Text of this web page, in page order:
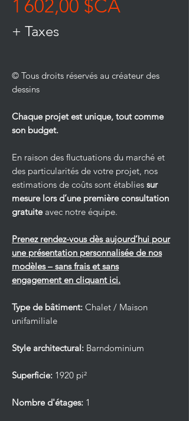
1 602,00 $CAPrix
+ Taxes
© Tous droits réservés au créateur des
dessins
Chaque projet est unique, tout comme
son budget.
En raison des fluctuations du marché et
des particularités de votre projet, nos
estimations de coûts sont établies sur
mesure lors d’une première consultation
gratuiteavec notre équipe.
Prenez rendez-vous dès aujourd’hui pour
une présentation personnalisée de nos
modèles – sans frais et sans
engagement en cliquant ici.
Type de bâtiment: Chalet / Maison
unifamiliale
Style architectural: Barndominium
Superficie: 1920 pi²
Nombre d'étages: 1